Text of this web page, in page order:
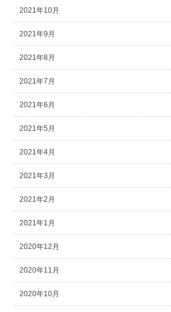
2021年10月
2021年9月
2021年8月
2021年7月
2021年6月
2021年5月
2021年4月
2021年3月
2021年2月
2021年1月
2020年12月
2020年11月
2020年10月